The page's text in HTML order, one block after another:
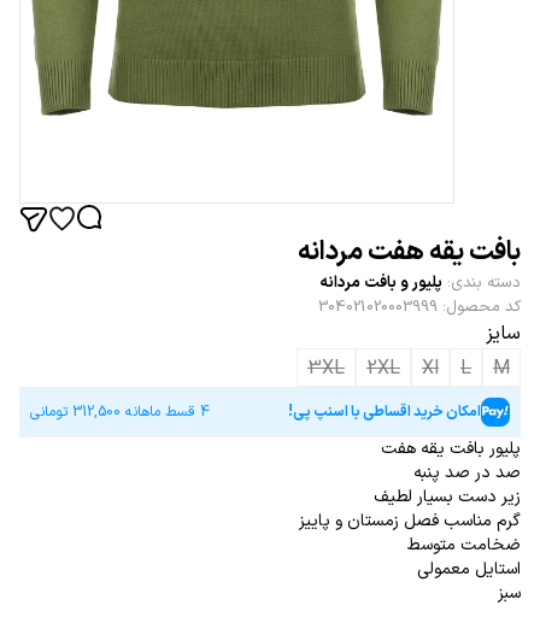
بافت یقه هفت مردانه
دسته بندی: پلیور و بافت مردانه
کد محصول:
304021020003999
سایز
M
L
Xl
2XL
3XL
امکان خرید اقساطی با اسنپ پی! 4 قسط ماهانه 312,500 تومانی
پلیور بافت یقه هفت
صد در صد پنبه
زیر دست بسیار لطیف
گرم مناسب فصل زمستان و پاییز
ضخامت متوسط
استایل معمولی
سبز